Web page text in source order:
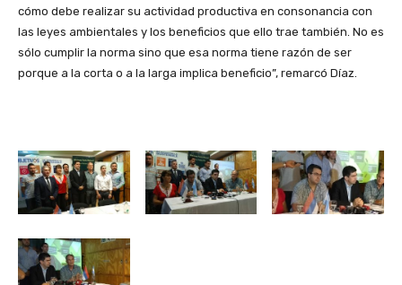
cómo debe realizar su actividad productiva en consonancia con
las leyes ambientales y los beneficios que ello trae también. No es
sólo cumplir la norma sino que esa norma tiene razón de ser
porque a la corta o a la larga implica beneficio”, remarcó Díaz.